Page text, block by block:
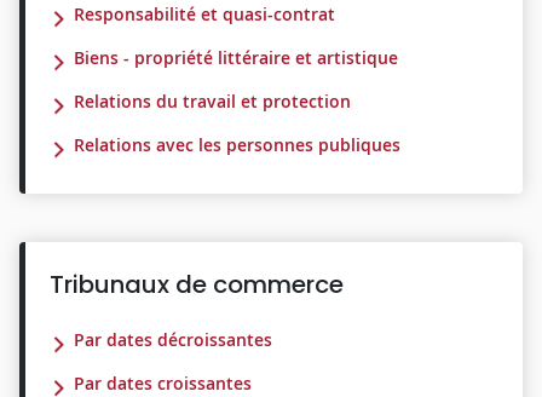
Responsabilité et quasi-contrat
Biens - propriété littéraire et artistique
Relations du travail et protection
Relations avec les personnes publiques
Tribunaux de commerce
Par dates décroissantes
Par dates croissantes